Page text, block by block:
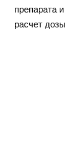
препарата и
расчет дозы